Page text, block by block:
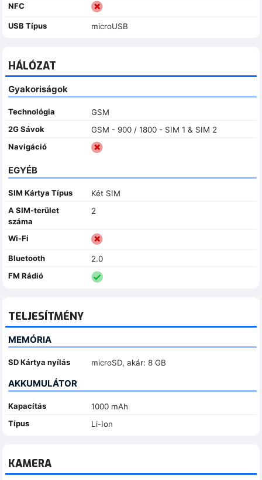
NFC
USB Típus microUSB
HÁLÓZAT
Gyakoriságok
Technológia
GSM
2G Sávok
GSM - 900 / 1800 - SIM 1 & SIM 2
Navigáció
EGYÉB
SIM Kártya Típus
Két SIM
A SIM-terület
száma
2
Wi-Fi
Bluetooth
2.0
FM Rádió
TELJESÍTMÉNY
MEMÓRIA
SD Kártya nyílás microSD, akár: 8 GB
AKKUMULÁTOR
Kapacítás
1000 mAh
Típus
Li-Ion
KAMERA